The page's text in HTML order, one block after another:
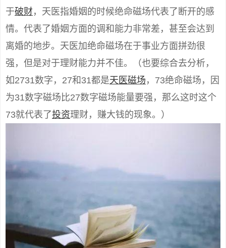
于破财，天医指婚姻的时候绝命磁场代表了断开的感
情。代表了婚姻方面的调和能力非常差，甚至会达到
离婚的地步。天医加绝命磁场在于事业方面拼劲很
强，但是对于理财能力并不佳。（也要综合去分析，
如2731数字，27和31都是天医磁场 ，73绝命磁场，因
为31数字磁场比27数字磁场能量要强，那么这时这个
73就代表了投资理财，赚大钱的现象。）